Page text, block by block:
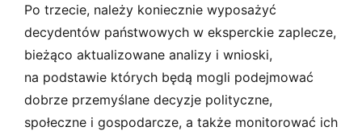
Po trzecie, należy koniecznie wyposażyć
decydentów państwowych w eksperckie zaplecze,
bieżąco aktualizowane analizy i wnioski,
na podstawie których będą mogli podejmować
dobrze przemyślane decyzje polityczne,
społeczne i gospodarcze, a także monitorować ich